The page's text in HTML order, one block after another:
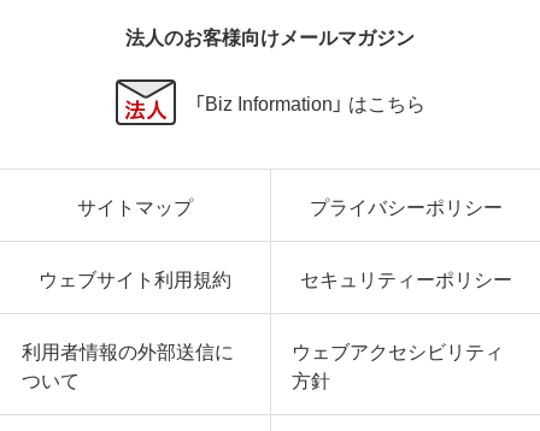
法人のお客様向けメールマガジン
「Biz Information」 はこちら
サイトマップ プライバシーポリシー
ウェブサイト利用規約 セキュリティーポリシー
利用者情報の外部送信に
ついて
ウェブアクセシビリティ
方針